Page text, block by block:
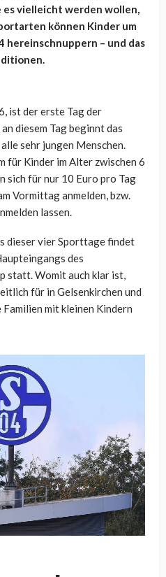
vielleicht werden wollen,
können Kinder um
hereinschnuppern – und das
ist der erste Tag der
diesem Tag beginnt das
sehr jungen Menschen.
für Kinder im Alter zwischen 6
sich für nur 10 Euro pro Tag
Vormittag anmelden, bzw.
lassen.
dieser vier Sporttage findet
des
statt. Womit auch klar ist,
für in Gelsenkirchen und
mit kleinen Kindern